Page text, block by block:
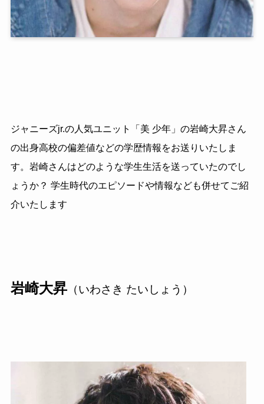
ジャニーズjr.の人気ユニット「美 少年」の岩崎大昇さん
の出身高校の偏差値などの学歴情報をお送りいたしま
す。岩崎さんはどのような学生生活を送っていたのでし
ょうか？ 学生時代のエピソードや情報なども併せてご紹
介いたします
岩崎大昇（いわさき たいしょう）